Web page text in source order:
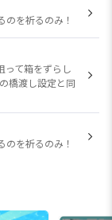
のを祈るのみ！
って箱をずらし
橋渡し設定と同
のを祈るのみ！